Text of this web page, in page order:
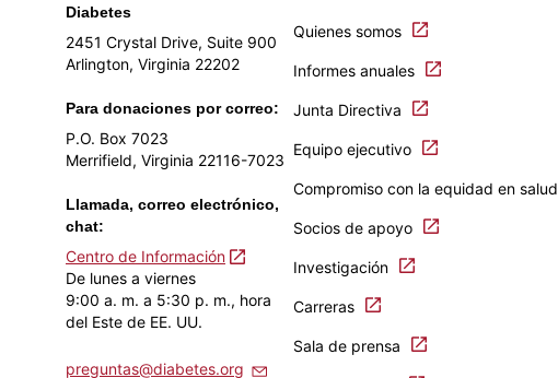
Diabetes
2451 Crystal Drive, Suite 900
Arlington, Virginia 22202
Para donaciones por correo:
P.O. Box 7023
Merrifield, Virginia 22116-7023
Llamada, correo electrónico,
chat:
Centro de Información
De lunes a viernes
9:00 a. m. a 5:30 p. m., hora
del Este de EE. UU.
preguntas@diabetes.org
Quienes somos
Informes anuales
Junta Directiva
Equipo ejecutivo
Compromiso con la equidad en salud
Socios de apoyo
Investigación
Carreras
Sala de prensa